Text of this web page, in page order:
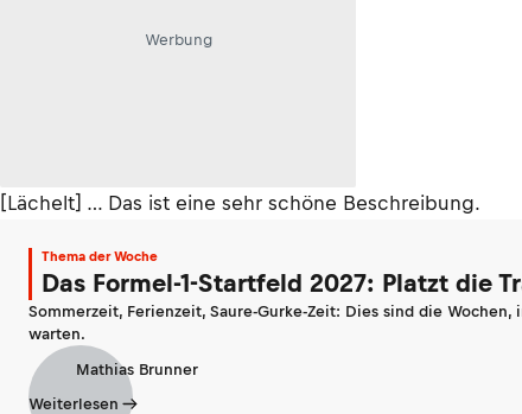
Werbung
[Lächelt] … Das ist eine sehr schöne Beschreibung.
Thema der Woche
Das Formel-1-Startfeld 2027: Platzt die
Sommerzeit, Ferienzeit, Saure-Gurke-Zeit: Dies sind die
warten.
Mathias Brunner
Weiterlesen